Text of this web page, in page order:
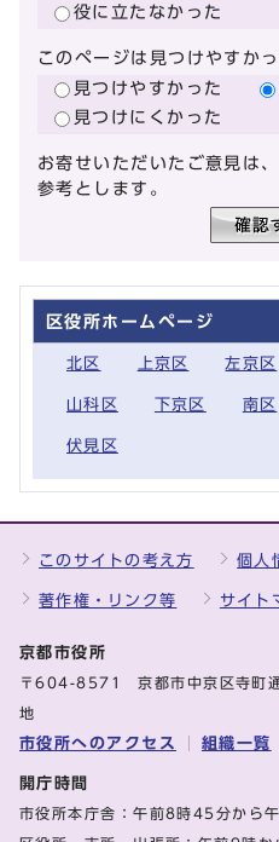
役に立たなかった
このページは見つけやすか
見つけやすかった
見つけにくかった
お寄せいただいたご意見は
参考とします。
区役所ホームページ
北区 上京区 左京区
山科区 下京区 南区
伏見区
このサイトの考え方 個人
著作権・リンク等 サイト
京都市役所
〒604-8571 京都市中京区寺町
地
市役所へのアクセス 組織一覧
開庁時間
市役所本庁舎：午前8時45分から